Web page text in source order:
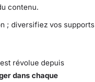
contenu.
; diversifiez vos supports
révolue depuis
dans chaque